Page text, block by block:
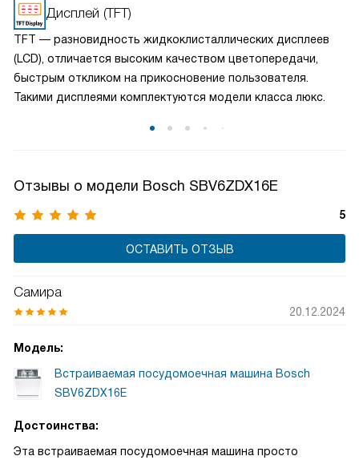
нажимать на кнопки. Активировав блокировку, вы можете
спокойно заниматься своими делами, зная, что ваши дети
не смогут случайно повлиять на работу бытовой техники.
Дисплей (TFT)
TFT — разновидность жидкоклисталлических дисплеев
(LCD), отличается высоким качеством цветопередачи,
быстрым откликом на прикосновение пользователя.
Такими дисплеями комплектуются модели класса люкс.
Отзывы о модели Bosch SBV6ZDX16E
5
ОСТАВИТЬ ОТЗЫВ
Самира
20.12.2024
Модель:
Встраиваемая посудомоечная машина Bosch
SBV6ZDX16E
Достоинства:
Эта встраиваемая посудомоечная машина просто